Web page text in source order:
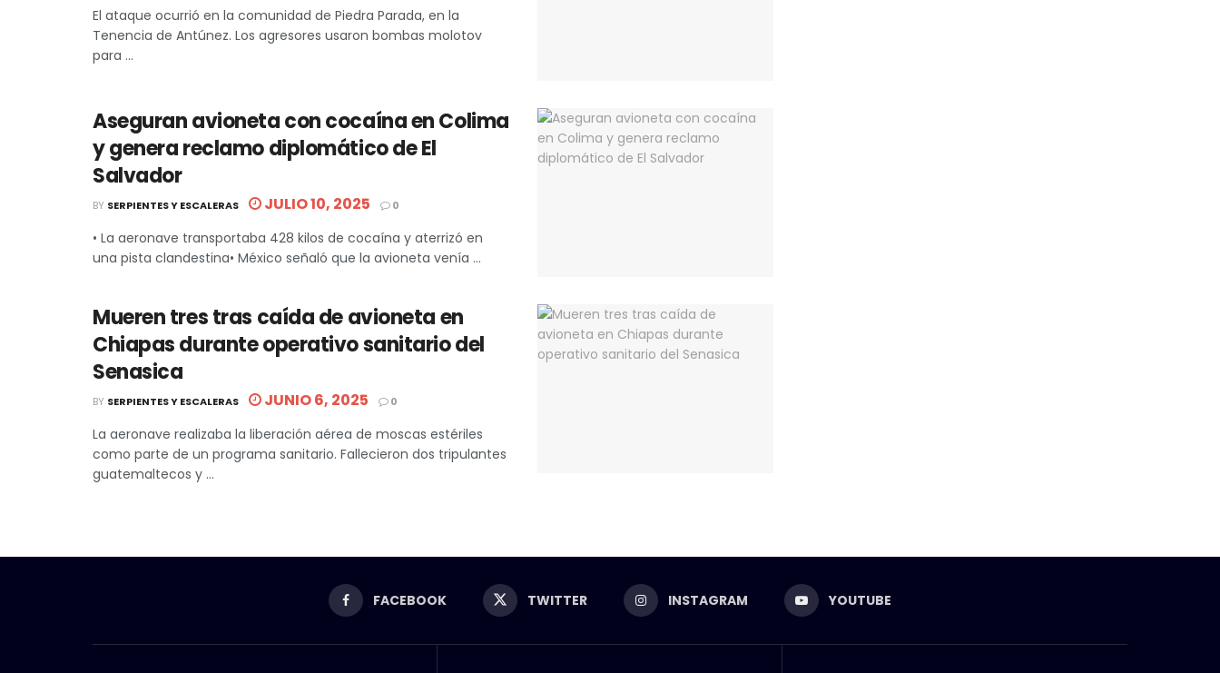
El ataque ocurrió en la comunidad de Piedra Parada, en la
Tenencia de Antúnez. Los agresores usaron bombas molotov
para ...
Aseguran avioneta con cocaína en Colima
y genera reclamo diplomático de El
Salvador
BY SERPIENTES Y ESCALERAS JULIO 10, 2025 0
• La aeronave transportaba 428 kilos de cocaína y aterrizó en
una pista clandestina• México señaló que la avioneta venía ...
Mueren tres tras caída de avioneta en
Chiapas durante operativo sanitario del
Senasica
BY SERPIENTES Y ESCALERAS JUNIO 6, 2025 0
La aeronave realizaba la liberación aérea de moscas estériles
como parte de un programa sanitario. Fallecieron dos tripulantes
guatemaltecos y ...
FACEBOOK TWITTER INSTAGRAM YOUTUBE